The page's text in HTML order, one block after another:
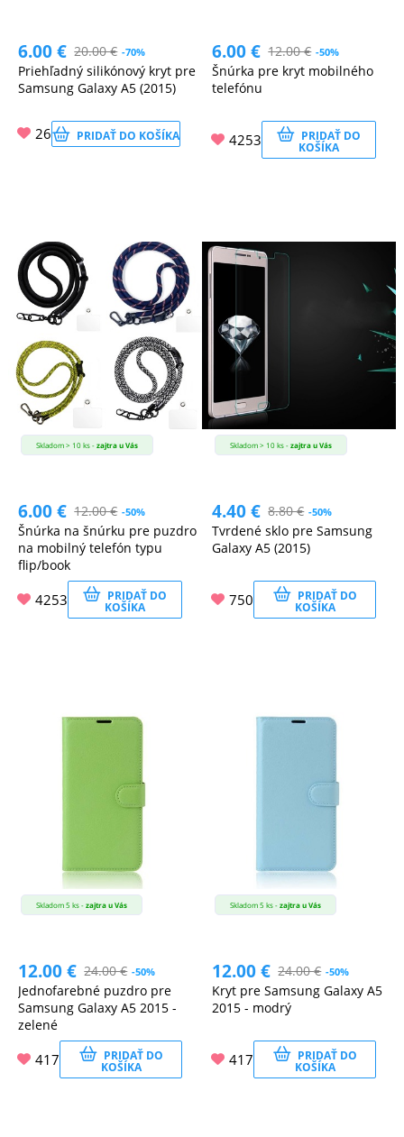
6.00€ 20.00€ -70%
Priehľadný silikónový kryt pre
Samsung Galaxy A5 (2015)
26 PRIDAŤ DO KOŠÍKA
6.00€ 12.00€ -50%
Šnúrka pre kryt mobilného
telefónu
4253 PRIDAŤ DO
KOŠÍKA
Skladom > 10 ks -zajtra u Vás
6.00€ 12.00€ -50%
Šnúrka na šnúrku pre puzdro
na mobilný telefón typu
flip/book
4253 PRIDAŤ DO
KOŠÍKA
Skladom > 10 ks -zajtra u Vás
4.40€ 8.80€ -50%
Tvrdené sklo pre Samsung
Galaxy A5 (2015)
750 PRIDAŤ DO
KOŠÍKA
Skladom 5 ks -zajtra u Vás
12.00€ 24.00€ -50%
Jednofarebné puzdro pre
Samsung Galaxy A5 2015 -
zelené
417 PRIDAŤ DO
KOŠÍKA
Skladom 5 ks -zajtra u Vás
12.00€ 24.00€ -50%
Kryt pre Samsung Galaxy A5
2015 - modrý
417 PRIDAŤ DO
KOŠÍKA